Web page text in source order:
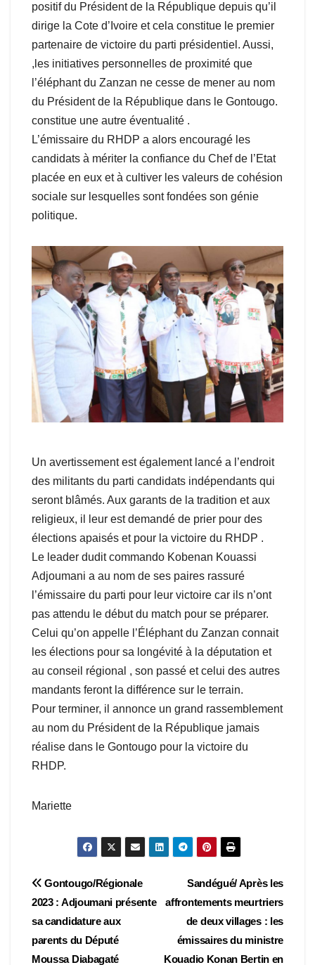
positif du Président de la République depuis qu’il
dirige la Cote d’Ivoire et cela constitue le premier
partenaire de victoire du parti présidentiel. Aussi,
,les initiatives personnelles de proximité que
l’éléphant du Zanzan ne cesse de mener au nom
du Président de la République dans le Gontougo.
constitue une autre éventualité .
L’émissaire du RHDP a alors encouragé les
candidats à mériter la confiance du Chef de l’Etat
placée en eux et à cultiver les valeurs de cohésion
sociale sur lesquelles sont fondées son génie
politique.
Un avertissement est également lancé a l’endroit
des militants du parti candidats indépendants qui
seront blâmés. Aux garants de la tradition et aux
religieux, il leur est demandé de prier pour des
élections apaisés et pour la victoire du RHDP .
Le leader dudit commando Kobenan Kouassi
Adjoumani a au nom de ses paires rassuré
l’émissaire du parti pour leur victoire car ils n’ont
pas attendu le début du match pour se préparer.
Celui qu’on appelle l’Éléphant du Zanzan connait
les élections pour sa longévité à la députation et
au conseil régional , son passé et celui des autres
mandants feront la différence sur le terrain.
Pour terminer, il annonce un grand rassemblement
au nom du Président de la République jamais
réalise dans le Gontougo pour la victoire du
RHDP.
Mariette
Navigation
de
l’article
Sandégué/ Après les
affrontements meurtriers
de deux villages : les
émissaires du ministre
Kouadio Konan Bertin en
Gontougo/Régionale
2023 : Adjoumani présente
sa candidature aux
parents du Député
Moussa Diabagaté